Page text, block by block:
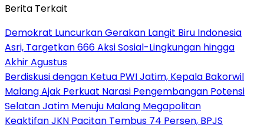
Berita Terkait
Demokrat Luncurkan Gerakan Langit Biru Indonesia
Asri, Targetkan 666 Aksi Sosial-Lingkungan hingga
Akhir Agustus
Berdiskusi dengan Ketua PWI Jatim, Kepala Bakorwil
Malang Ajak Perkuat Narasi Pengembangan Potensi
Selatan Jatim Menuju Malang Megapolitan
Keaktifan JKN Pacitan Tembus 74 Persen, BPJS